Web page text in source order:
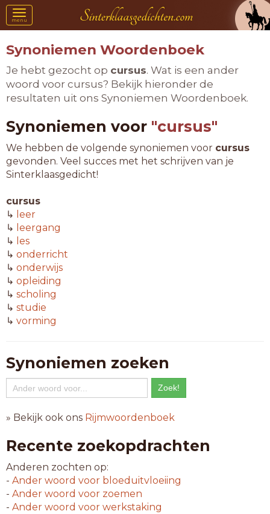
Toggle
navigation
menu
Synoniemen Woordenboek
Je hebt gezocht op cursus. Wat is een ander
woord voor cursus? Bekijk hieronder de
resultaten uit ons Synoniemen Woordenboek.
Synoniemen voor "cursus"
We hebben de volgende synoniemen voor cursus
gevonden. Veel succes met het schrijven van je
Sinterklaasgedicht!
cursus
↳ leer
↳ leergang
↳ les
↳ onderricht
↳ onderwijs
↳ opleiding
↳ scholing
↳ studie
↳ vorming
Synoniemen zoeken
» Bekijk ook ons Rijmwoordenboek
Recente zoekopdrachten
Anderen zochten op:
- Ander woord voor bloeduitvloeiing
- Ander woord voor zoemen
- Ander woord voor werkstaking